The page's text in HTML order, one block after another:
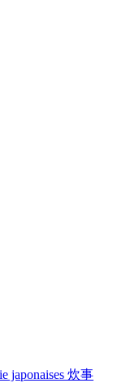
japonaises 炊事